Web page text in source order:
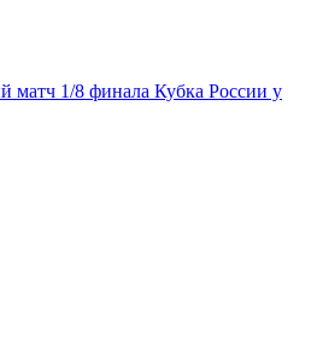
матч 1/8 финала Кубка России у